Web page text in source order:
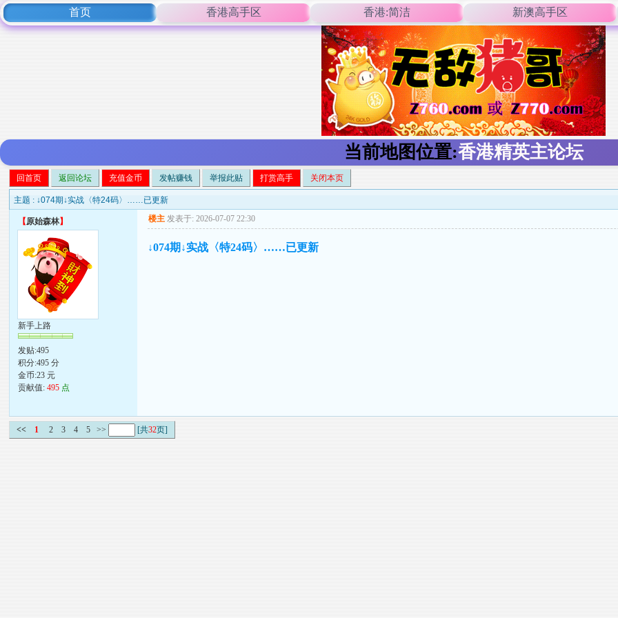
首页 香港高手区 香港:简洁 新澳高手区
当前地图位置:香港精英主论坛
回首页 返回论坛 充值金币 发帖赚钱 举报此贴 打赏高手 关闭本页
主题 : ↓074期↓实战〈特24码〉……已更新
【原始森林】
新手上路
发贴:495
积分:495 分
金币:23 元
贡献值:495 点
楼主 发表于: 2026-07-07 22:30
↓074期↓实战〈特24码〉……已更新
<< 1 2 3 4 5 >> [共32页]